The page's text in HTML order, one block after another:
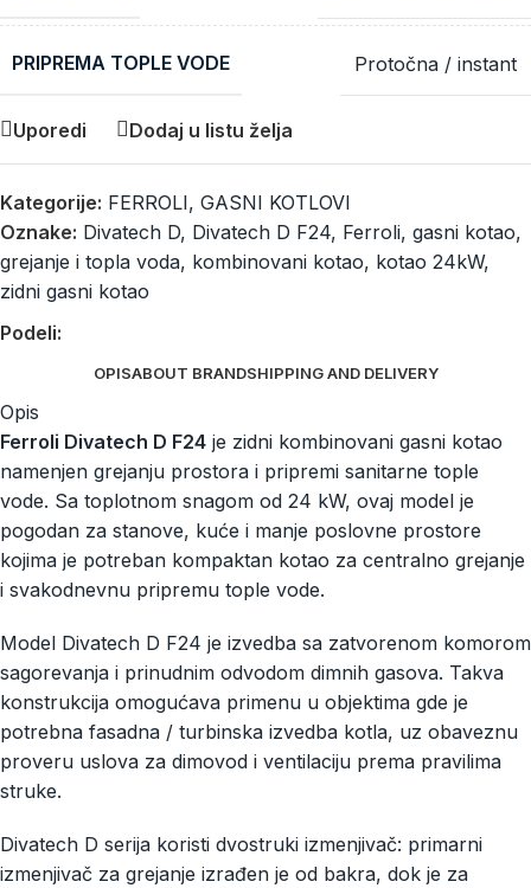
PRIPREMA TOPLE VODE Protočna / instant
Uporedi Dodaj u listu želja
Kategorije: FERROLI, GASNI KOTLOVI
Oznake: Divatech D, Divatech D F24, Ferroli, gasni kotao,
grejanje i topla voda, kombinovani kotao, kotao 24kW,
zidni gasni kotao
Podeli:
OPISABOUT BRANDSHIPPING AND DELIVERY
Opis
Ferroli Divatech D F24 je zidni kombinovani gasni kotao
namenjen grejanju prostora i pripremi sanitarne tople
vode. Sa toplotnom snagom od 24 kW, ovaj model je
pogodan za stanove, kuće i manje poslovne prostore
kojima je potreban kompaktan kotao za centralno grejanje
i svakodnevnu pripremu tople vode.
Model Divatech D F24 je izvedba sa zatvorenom komorom
sagorevanja i prinudnim odvodom dimnih gasova. Takva
konstrukcija omogućava primenu u objektima gde je
potrebna fasadna / turbinska izvedba kotla, uz obaveznu
proveru uslova za dimovod i ventilaciju prema pravilima
struke.
Divatech D serija koristi dvostruki izmenjivač: primarni
izmenjivač za grejanje izrađen je od bakra, dok je za